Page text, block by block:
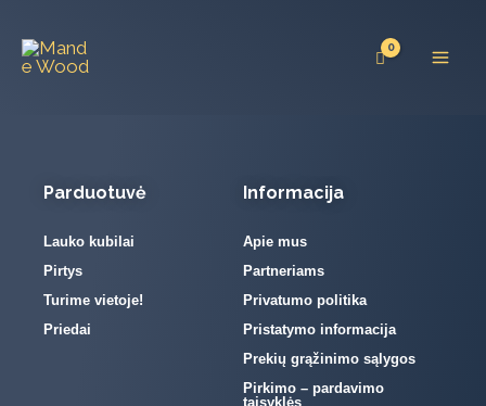
prie
turinio
Parduotuvė
Lauko kubilai
Pirtys
Turime vietoje!
Priedai
Informacija
Apie mus
Partneriams
Privatumo politika
Pristatymo informacija
Prekių grąžinimo sąlygos
Pirkimo – pardavimo
taisyklės